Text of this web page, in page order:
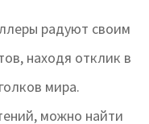
радуют своим
находя отклик в
мира.
можно найти